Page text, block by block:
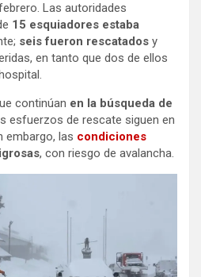
Las autoridades
15 esquiadores estaba
seis fueron rescatados y
en tanto que dos de ellos
continúan en la búsqueda de
esfuerzos de rescate siguen en
embargo, las condiciones
, con riesgo de avalancha.